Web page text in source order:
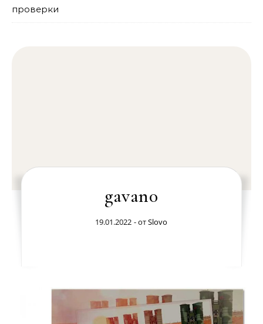
проверки
gavan0
19.01.2022 - отSlovo